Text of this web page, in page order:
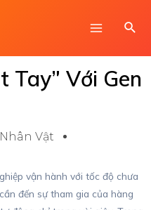
Tay” Với Gen
Nhân Vật
vận hành với tốc độ chưa
đến sự tham gia của hàng